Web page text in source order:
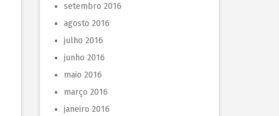
setembro 2016
agosto 2016
julho 2016
junho 2016
maio 2016
março 2016
janeiro 2016